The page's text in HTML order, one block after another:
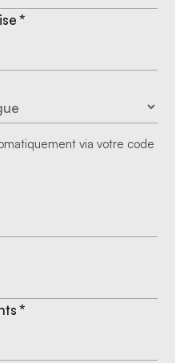
*
via votre code
*